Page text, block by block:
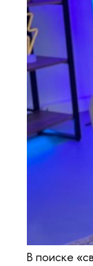
В поиске